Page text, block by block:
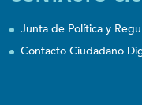
Junta de Política y
Contacto Ciudadano